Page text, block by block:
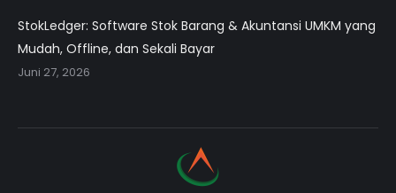
StokLedger: Software Stok Barang & Akuntansi UMKM yang
Mudah, Offline, dan Sekali Bayar
Juni 27, 2026